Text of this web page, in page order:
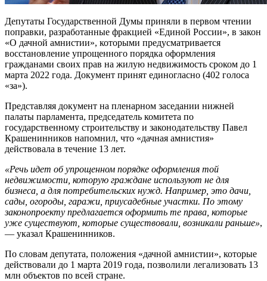
Депутаты Государственной Думы приняли в первом чтении
поправки, разработанные фракцией «Единой России», в закон
«О дачной амнистии», которыми предусматривается
восстановление упрощенного порядка оформления
гражданами своих прав на жилую недвижимость сроком до 1
марта 2022 года. Документ принят единогласно (402 голоса
«за»).
Представляя документ на пленарном заседании нижней
палаты парламента, председатель комитета по
государственному строительству и законодательству Павел
Крашенинников напомнил, что «дачная амнистия»
действовала в течение 13 лет.
«Речь идет об упрощенном порядке оформления той
недвижимости, которую граждане используют не для
бизнеса, а для потребительских нужд. Например, это дачи,
сады, огороды, гаражи, приусадебные участки. По этому
законопроекту предлагается оформить те права, которые
уже существуют, которые существовали, возникали раньше»,
— указал Крашенинников.
По словам депутата, положения «дачной амнистии», которые
действовали до 1 марта 2019 года, позволили легализовать 13
млн объектов по всей стране.